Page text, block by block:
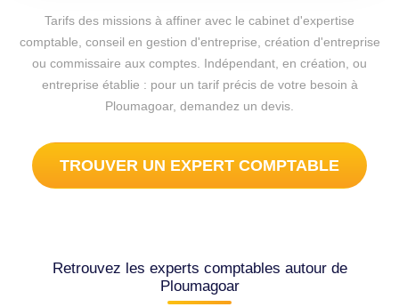
Tarifs des missions à affiner avec le cabinet d'expertise
comptable, conseil en gestion d'entreprise, création d'entreprise
ou commissaire aux comptes. Indépendant, en création, ou
entreprise établie : pour un tarif précis de votre besoin à
Ploumagoar, demandez un devis.
TROUVER UN EXPERT COMPTABLE
Retrouvez les experts comptables autour de
Ploumagoar